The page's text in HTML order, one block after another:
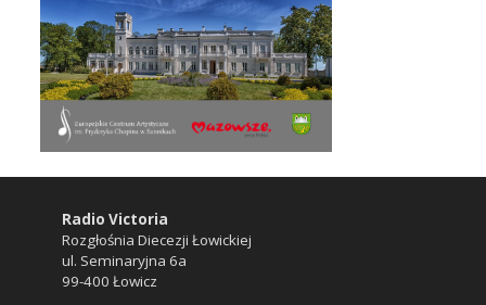
Radio Victoria
Rozgłośnia Diecezji Łowickiej
ul. Seminaryjna 6a
99-400 Łowicz